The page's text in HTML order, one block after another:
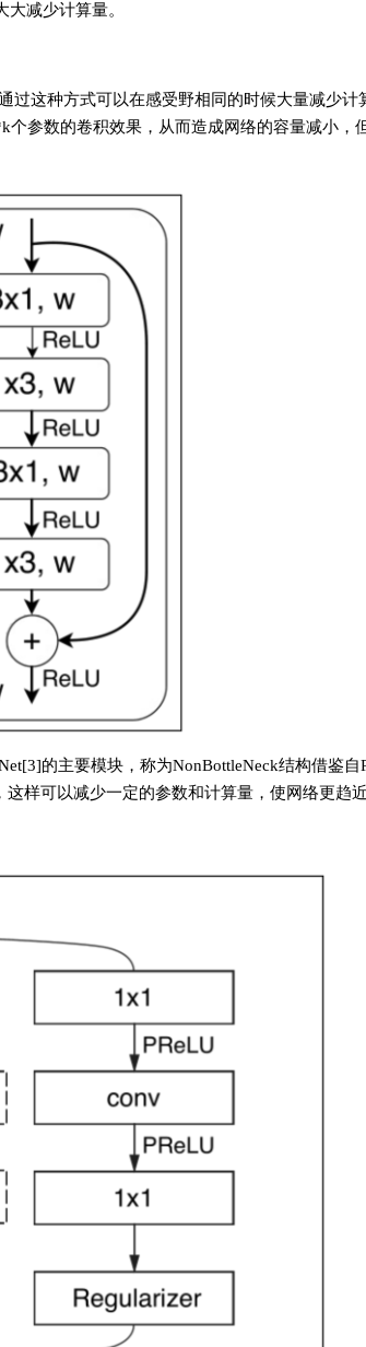
减少计算量。
这种方式可以在感受野相同的时候大量减少计
参数的卷积效果，从而造成网络的容量减小，
的主要模块，称为NonBottleNeck结构借鉴自
样可以减少一定的参数和计算量，使网络更趋近